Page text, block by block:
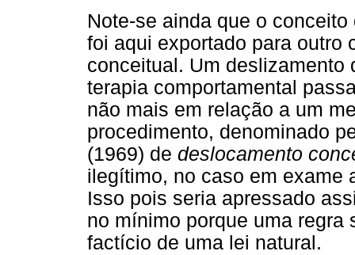
Note-se ainda que o
foi aqui exportado para outro
conceitual. Um deslizamento
terapia comportamental
não mais em relação a um
procedimento, denominado
(1969) de deslocamento
ilegítimo, no caso em exame
Isso pois seria apressado
no mínimo porque uma regra
factício de uma lei natural.